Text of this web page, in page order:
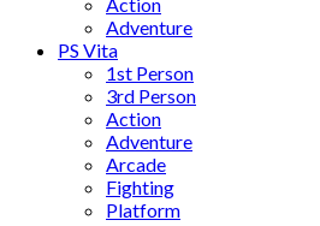
Adventure
PS Vita
1st Person
3rd Person
Action
Adventure
Arcade
Fighting
Platform